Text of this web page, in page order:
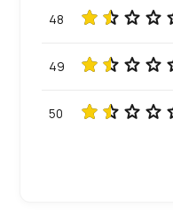
48
49
50